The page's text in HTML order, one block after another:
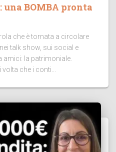
BOMBA pronta
che è tornata a circolare
talk show, sui social e
amici: la patrimoniale.
che i conti...